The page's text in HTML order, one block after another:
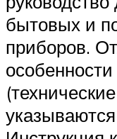
бытовых и
приборов.